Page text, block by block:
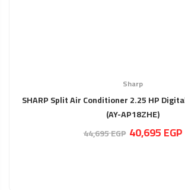
Sharp
SHARP Split Air Conditioner 2.25 HP
(AY-AP18ZHE)
44,695EGP السعر 40,695EGP السعر